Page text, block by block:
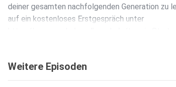
deiner gesamten nachfolgenden Generation zu
auf ein kostenloses Erstgespräch unter
und schreibe mir auf Instagram unter
Weitere Episoden